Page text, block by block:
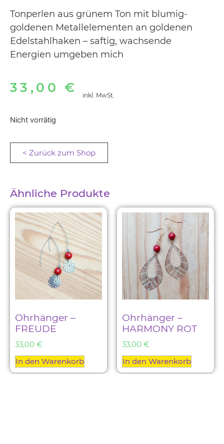
Tonperlen aus grünem Ton mit blumig-
goldenen Metallelementen an goldenen
Edelstahlhaken – saftig, wachsende
Energien umgeben mich
33,00€ inkl. MwSt.
Nicht vorrätig
< Zurück zum Shop
Ähnliche Produkte
Ohrhänger –
FREUDE
33,00 €
In den Warenkorb
Ohrhänger –
HARMONY ROT
33,00 €
In den Warenkorb